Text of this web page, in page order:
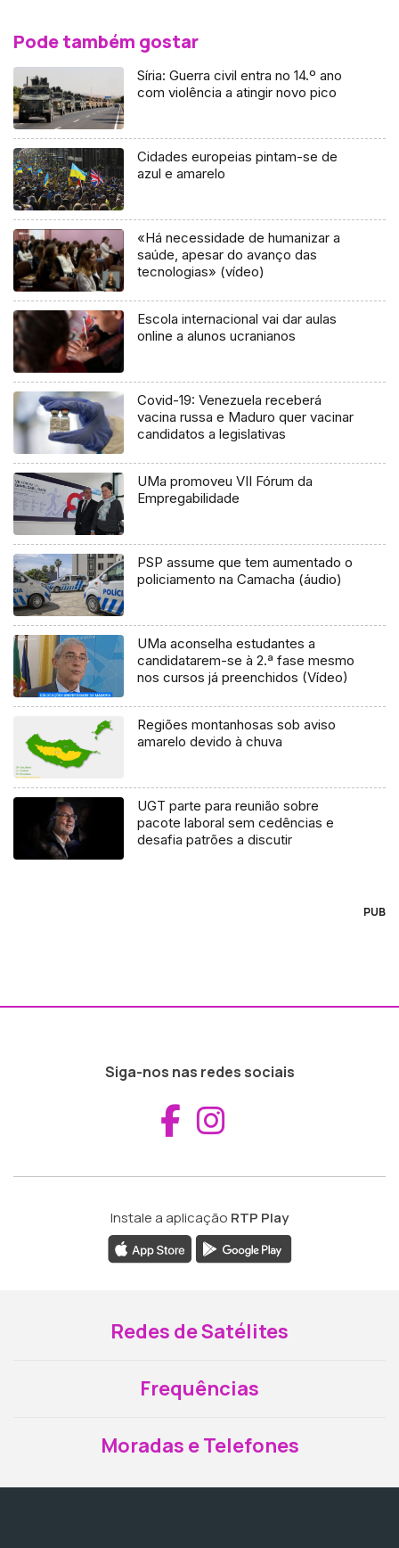
Pode também gostar
Síria: Guerra civil entra no 14.º ano
com violência a atingir novo pico
Cidades europeias pintam-se de
azul e amarelo
«Há necessidade de humanizar a
saúde, apesar do avanço das
tecnologias» (vídeo)
Escola internacional vai dar aulas
online a alunos ucranianos
Covid-19: Venezuela receberá
vacina russa e Maduro quer vacinar
candidatos a legislativas
UMa promoveu VII Fórum da
Empregabilidade
PSP assume que tem aumentado o
policiamento na Camacha (áudio)
UMa aconselha estudantes a
candidatarem-se à 2.ª fase mesmo
nos cursos já preenchidos (Vídeo)
Regiões montanhosas sob aviso
amarelo devido à chuva
UGT parte para reunião sobre
pacote laboral sem cedências e
desafia patrões a discutir
PUB
Siga-nos nas redes sociais
Aceder ao
Instale a aplicação RTP Play
Redes de Satélites
Frequências
Moradas e Telefones